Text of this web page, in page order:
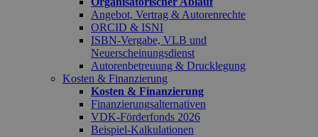
Angebot, Vertrag & Autorenrechte
ORCID & ISNI
ISBN-Vergabe, VLB und
Neuerscheinungsdienst
Autorenbetreuung & Drucklegung
Kosten & Finanzierung
Kosten & Finanzierung
Finanzierungsalternativen
VDK-Förderfonds 2026
Beispiel-Kalkulationen